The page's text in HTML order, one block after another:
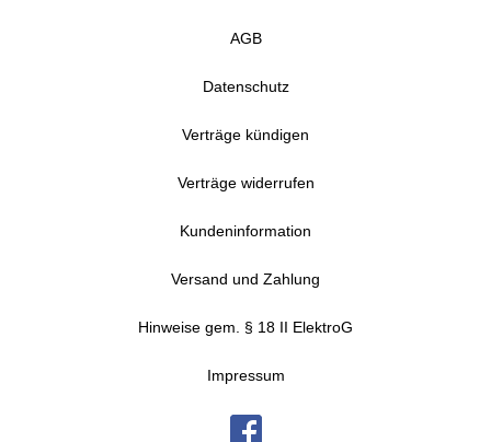
AGB
Datenschutz
Verträge kündigen
Verträge widerrufen
Kundeninformation
Versand und Zahlung
Hinweise gem. § 18 II ElektroG
Impressum